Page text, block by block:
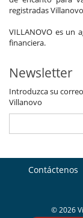
registradas
VILLANOVO es un
financiera.
Newsletter
Introduzca su
Villanovo
Contáctenos
© 2026